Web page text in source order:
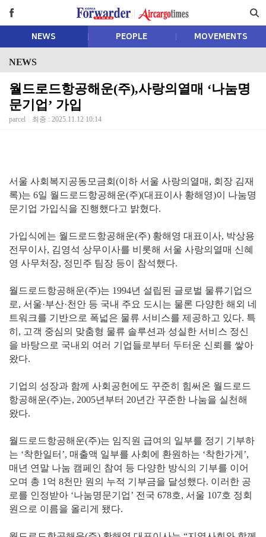
NEWS PEOPLE MOVEMENTS
NEWS
월드로드항공해운(주),사랑의열매 ‘나눔명
문기업’ 가입
parcel 최종 : 2025.11.12 10:14
서울 사회복지공동모금회(이하 서울 사랑의열매, 회장 김재
록)는 6일 월드로드항공해운(주)(대표이사 황해영)이 나눔명
문기업 가입식을 진행했다고 밝혔다.
가입식에는 월드로드항공해운(주) 황해영 대표이사, 박상용
전무이사, 김영석 상무이사를 비롯해 서울 사랑의열매 신혜
영 사무처장, 정민주 팀장 등이 참석했다.
월드로드항공해운(주)는 1994년 설립된 글로벌 물류기업으
로, 서울·부산·천안 등 국내 주요 도시는 물론 다양한 해외 네
트워크를 기반으로 폭넓은 물류 서비스를 제공하고 있다. 특
히, 고객 중심의 맞춤형 물류 솔루션과 성실한 서비스 정신
을 바탕으로 국내외 여러 기업들로부터 두터운 신뢰를 쌓아
왔다.
기업의 성장과 함께 사회공헌에도 꾸준히 힘써온 월드로드
항공해운(주)는, 2005년부터 20년간 꾸준한 나눔을 실천해
왔다.
월드로드항공해운(주)는 임직원 급여의 일부를 정기 기부하
는 ‘착한일터’, 매출액 일부를 사회에 환원하는 ‘착한가게’,
매년 연말 나눔 캠페인 참여 등 다양한 방식의 기부를 이어
오며 총 1억 8천만 원의 누적 기부금을 달성했다. 이러한 공
로를 인정받아 ‘나눔명문기업’ 전국 678호, 서울 107호 정회
원으로 이름을 올리게 됐다.